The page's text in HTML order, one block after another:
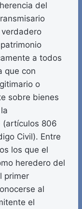
del
a todos
que con
o
sobre bienes
(artículos 806
Civil). Entre
los que el
heredero del
primer
al
el